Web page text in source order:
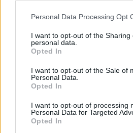
Please note that this website/app
not limited to your visit or usage
grant or deny consent to Google
use your data for below specified
consent section.
Personal Data Processing Opt
I want to opt-out of the Sharing
personal data.
Opted In
I want to opt-out of the Sale of
Personal Data.
Opted In
I want to opt-out of processing
Personal Data for Targeted
Opted In
07:2519.06.24
Καιρός «Hot - Dry - Windy»
«σαρώνουν» τα μελτέμια -
περιφέρειες για πυρκαγιές